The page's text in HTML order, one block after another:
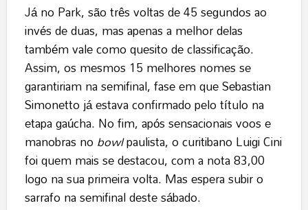
Já no Park, são três voltas de 45 segundos ao
invés de duas, mas apenas a melhor delas
também vale como quesito de classificação.
Assim, os mesmos 15 melhores nomes se
garantiriam na semifinal, fase em que Sebastian
Simonetto já estava confirmado pelo título na
etapa gaúcha. No fim, após sensacionais voos e
manobras no bowlpaulista, o curitibano Luigi Cini
foi quem mais se destacou, com a nota 83,00
logo na sua primeira volta. Mas espera subir o
sarrafo na semifinal deste sábado.